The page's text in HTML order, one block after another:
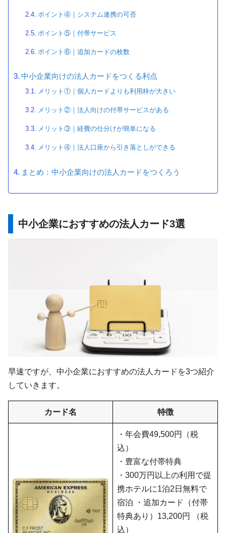
ポイント④｜システム連携の可否
ポイント⑤｜付帯サービス
ポイント⑥｜追加カードの枚数
中小企業向けの法人カードをつくる利点
メリット①｜個人カードよりも利用枠が大きい
メリット②｜法人向けの付帯サービスがある
メリット③｜経費の仕分けが簡単になる
メリット④｜法人口座から引き落としができる
まとめ：中小企業向けの法人カードをつくろう
中小企業におすすめの法人カード3選
早速ですが、中小企業におすすめの法人カードを3つ紹介
していきます。
カード名 特徴
・年会費49,500円（税
込）
・豊富な付帯特典
・300万円以上の利用で提
携ホテルに1泊2日無料で
宿泊 ・追加カード（付帯
特典あり）13,200円 （税
込）